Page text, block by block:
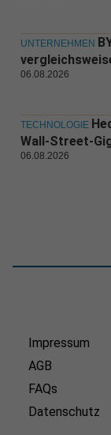
UNTERNEHMEN
06.08.2026
TECHNOLOGIE
Wall-Street-
06.08.2026
Impressum
AGB
FAQs
Datenschutz